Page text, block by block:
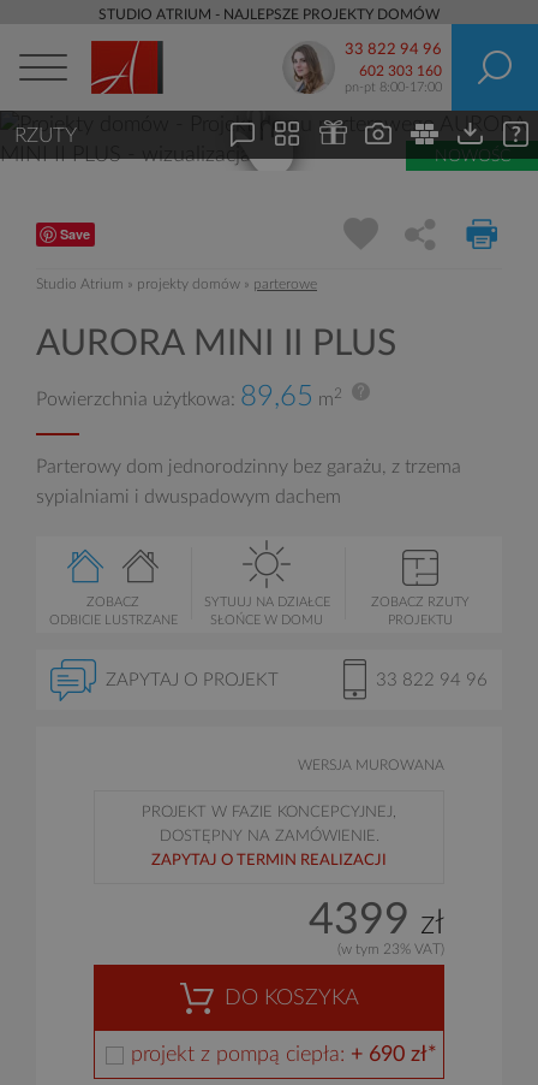
STUDIO ATRIUM - NAJLEPSZE PROJEKTY DOMÓW
33 822 94 96
602 303 160
pn-pt 8:00-17:00
NOWOŚĆ
Save
Studio Atrium » projekty domów » parterowe
AURORA MINI II PLUS
Powierzchnia użytkowa: 89,65 m2
Parterowy dom jednorodzinny bez garażu, z trzema
sypialniami i dwuspadowym dachem
ZOBACZ
ODBICIE LUSTRZANE
SYTUUJ NA DZIAŁCE
SŁOŃCE W DOMU
ZOBACZ RZUTY
PROJEKTU
ZAPYTAJ O PROJEKT 33 822 94 96
WERSJA MUROWANA
PROJEKT W FAZIE KONCEPCYJNEJ,
DOSTĘPNY NA ZAMÓWIENIE.
ZAPYTAJ O TERMIN REALIZACJI
4399 zł
(w tym 23% VAT)
DO KOSZYKA
projekt z pompą ciepła: + 690 zł*
RZUTY